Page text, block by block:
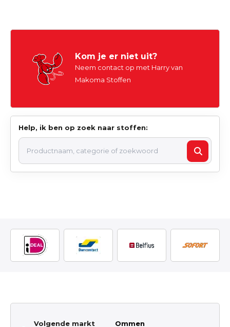
Kom je er niet uit?
Neem contact op met Harry van
Makoma Stoffen
Help, ik ben op zoek naar stoffen:
Volgende markt
Ommen